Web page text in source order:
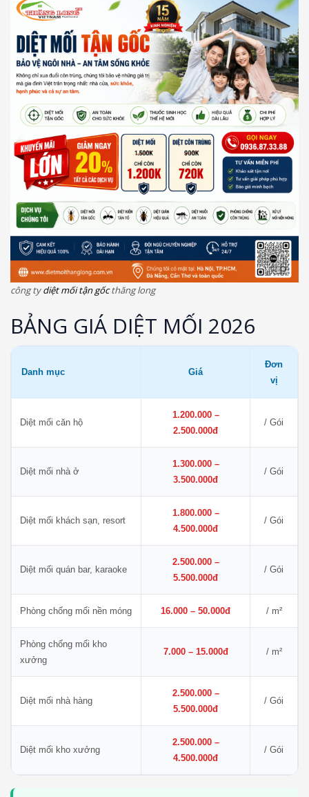
công tydiệt mối tận gốcthăng long
BẢNG GIÁ DIỆT MỐI 2026
Danh mục Giá
Đơn
vị
Diệt mối căn hộ
1.200.000 –
2.500.000đ
/ Gói
Diệt mối nhà ở
1.300.000 –
3.500.000đ
/ Gói
Diệt mối khách sạn, resort
1.800.000 –
4.500.000đ
/ Gói
Diệt mối quán bar, karaoke
2.500.000 –
5.500.000đ
/ Gói
Phòng chống mối nền móng 16.000 – 50.000đ / m²
Phòng chống mối kho
xưởng
7.000 – 15.000đ / m²
Diệt mối nhà hàng
2.500.000 –
5.500.000đ
/ Gói
Diệt mối kho xưởng
2.500.000 –
4.500.000đ
/ Gói